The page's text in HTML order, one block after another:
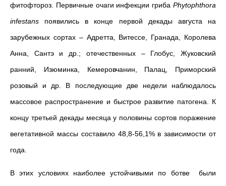
фитофтороз. Первичные очаги инфекции гриба Phytophthora
infestans появились в конце первой декады августа на
зарубежных сортах – Адретта, Витессе, Гранада, Королева
Анна, Сантэ и др.; отечественных – Глобус, Жуковский
ранний, Изюминка,
Кемеровчанин, Палац, Приморский
розовый и др. В последующие две недели наблюдалось
массовое распространение и быстрое развитие патогена. К
концу третьей декады месяца у половины сортов поражение
вегетативной массы составило 48,8-56,1% в зависимости от
года.
В этих условиях наиболее устойчивыми по ботве были